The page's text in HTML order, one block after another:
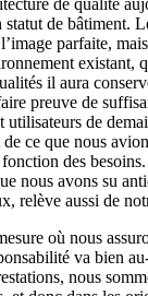
de qualité
statut de bâtiment.
parfaite,
existant,
il aura
preuve de
de
ce que nous
des
nous avons su
relève aussi de
où nous
va bien
nous